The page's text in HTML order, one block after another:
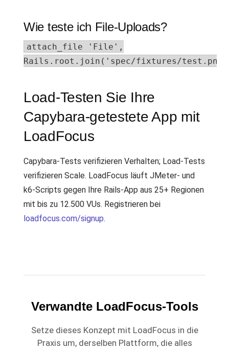
Wie teste ich File-Uploads?
attach_file 'File',
Rails.root.join('spec/fixtures/
Load-Testen Sie Ihre
Capybara-getestete App mit
LoadFocus
Capybara-Tests verifizieren Verhalten; Load-Tests
verifizieren Scale. LoadFocus läuft JMeter- und
k6-Scripts gegen Ihre Rails-App aus 25+ Regionen
mit bis zu 12.500 VUs. Registrieren bei
loadfocus.com/signup.
Verwandte LoadFocus-Tools
Setze dieses Konzept mit LoadFocus in die
Praxis um, derselben Plattform, die alles